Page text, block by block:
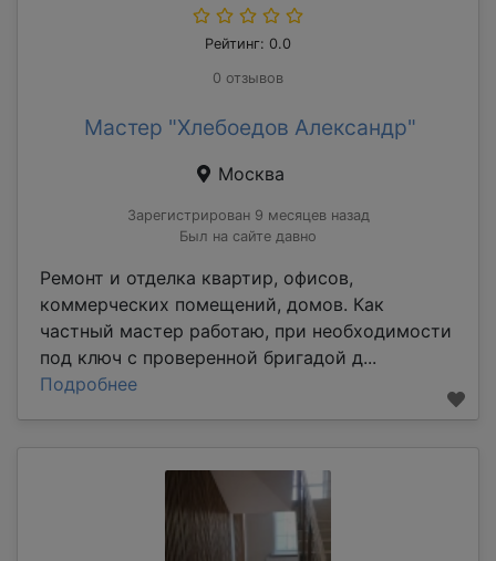
Рейтинг: 0.0
0 отзывов
Мастер "Хлебоедов Александр"
Москва
Зарегистрирован 9 месяцев назад
Был на сайте давно
Ремонт и отделка квартир, офисов,
коммерческих помещений, домов. Как
частный мастер работаю, при необходимости
под ключ с проверенной бригадой д...
Подробнее